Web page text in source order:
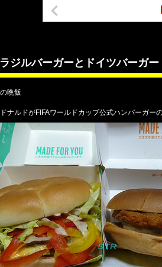
ジルバーガーとドイツバーガー
晩飯
ナルドがFIFAワールドカップ公式ハンバーガー